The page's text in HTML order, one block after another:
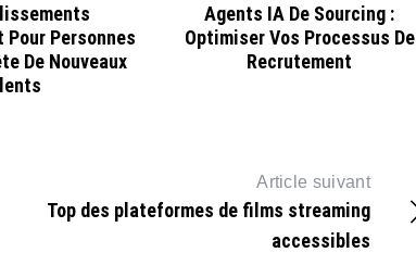
Pour Personnes
De Nouveaux
Agents IA De Sourcing :
Optimiser Vos Processus De
Recrutement
Article suivant
Top des plateformes de films streaming
accessibles